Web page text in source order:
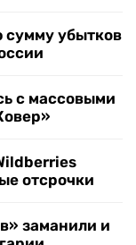
убытков
с массовыми
отсрочки
заманили и